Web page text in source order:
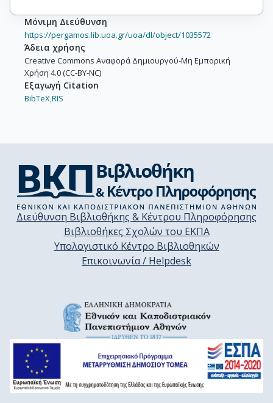
Μόνιμη Διεύθυνση
https://pergamos.lib.uoa.gr/uoa/dl/object/1035572
Άδεια χρήσης
Creative Commons Αναφορά Δημιουργού-Μη Εμπορική
Χρήση 4.0 (CC-BY-NC)
Εξαγωγή Citation
BibTeX,RIS
Διεύθυνση Βιβλιοθήκης & Κέντρου Πληροφόρησης
Βιβλιοθήκες Σχολών του ΕΚΠΑ
Υπολογιστικό Κέντρο Βιβλιοθηκών
Επικοινωνία / Helpdesk